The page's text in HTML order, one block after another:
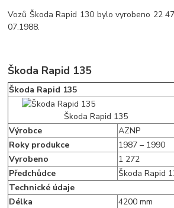
Vozů Škoda Rapid 130 bylo vyrobeno 22
07.1988.
Škoda Rapid 135
Škoda Rapid 135
Škoda Rapid 135
Výrobce
AZNP
Roky produkce
1987 – 1990
Vyrobeno
1 272
Předchůdce
Škoda Rapid
Technické údaje
Délka
4200 mm